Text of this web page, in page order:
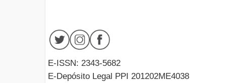
E-ISSN: 2343-5682
E-Depósito Legal PPI 201202ME4038